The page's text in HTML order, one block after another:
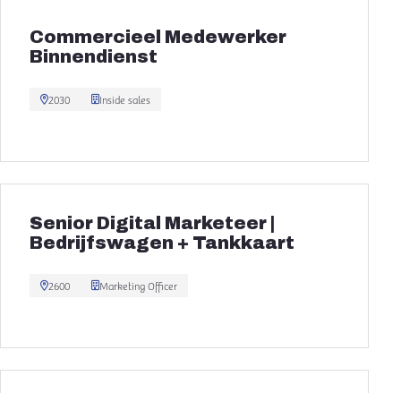
Commercieel Medewerker
Binnendienst
2030 Inside sales
Senior Digital Marketeer |
Bedrijfswagen + Tankkaart
2600 Marketing Officer